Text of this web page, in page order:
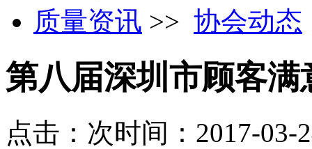
质量资讯 >> 协会动态
第八届深圳市顾客
点击： 次时间：2017-03-